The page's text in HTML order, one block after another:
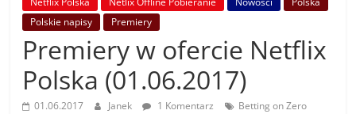
Polskie napisy
Premiery
Premiery w ofercie Netflix
Polska (01.06.2017)
01.06.2017 Janek 1 Komentarz
Betting on Zero